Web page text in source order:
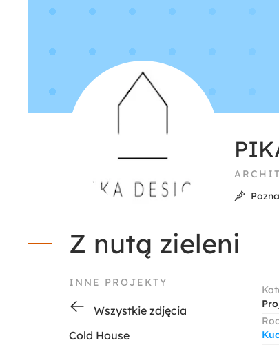
Z nutą zieleni
INNE PROJEKTY
Wszystkie zdjęcia
Cold House